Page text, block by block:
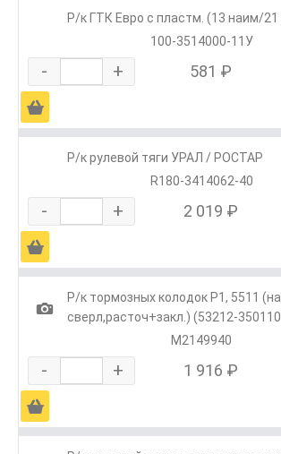
Р/к ГТК Евро с пластм. (13 наим/
100-3514000-11У
- + 581 ₽
Ä
Р/к рулевой тяги УРАЛ / РОСТАР
R180-3414062-40
- + 2 019 ₽
Ä
1
Р/к тормозных колодок Р1, 5511
сверл,расточ+закл.) (53212-
M2149940
- + 1 916 ₽
Ä